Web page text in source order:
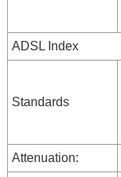
ADSL Index
Standards
Attenuation: